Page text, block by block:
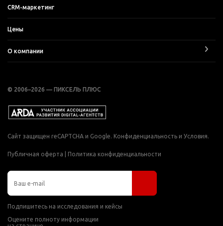
CRM-маркетинг
Цены
О компании
© 2006–2026 — ПИКСЕЛЬ ПЛЮС
Сайт защищен reCAPTCHA и Google. Конфиденциальность и Условия.
Публичная оферта Политика конфиденциальности
Подпишитесь на исследования и кейсы
Оцените полноту информации